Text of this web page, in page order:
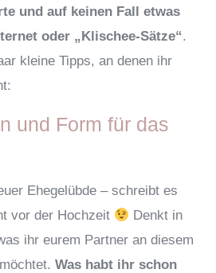
und auf keinen Fall etwas
oder „Klischee-Sätze“.
kleine Tipps, an denen ihr
und Form für das
Ehegelübde – schreibt es
vor der Hochzeit
Denkt in
ihr eurem Partner an diesem
Was habt ihr schon